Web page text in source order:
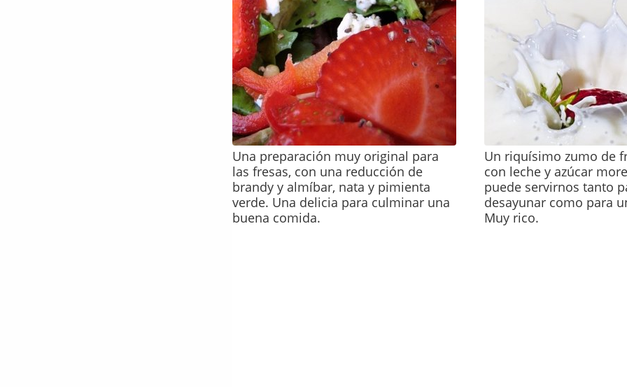
Una preparación muy original para
las fresas, con una reducción de
brandy y almíbar, nata y pimienta
verde. Una delicia para culminar una
buena comida.
Un riquísimo zumo de
con leche y azúcar
puede servirnos tanto
desayunar como para
Muy rico.